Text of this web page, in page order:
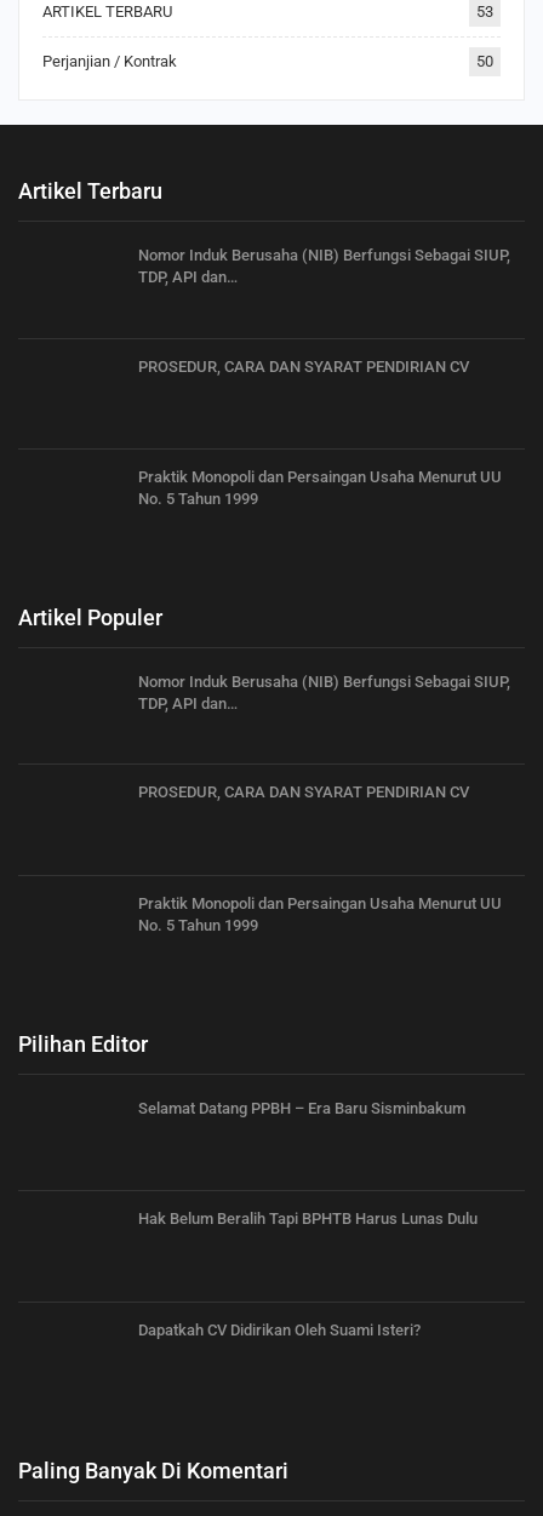
ARTIKEL TERBARU 53
Perjanjian / Kontrak 50
Artikel Terbaru
Nomor Induk Berusaha (NIB) Berfungsi Sebagai SIUP,
TDP, API dan…
PROSEDUR, CARA DAN SYARAT PENDIRIAN CV
Praktik Monopoli dan Persaingan Usaha Menurut UU
No. 5 Tahun 1999
Artikel Populer
Nomor Induk Berusaha (NIB) Berfungsi Sebagai SIUP,
TDP, API dan…
PROSEDUR, CARA DAN SYARAT PENDIRIAN CV
Praktik Monopoli dan Persaingan Usaha Menurut UU
No. 5 Tahun 1999
Pilihan Editor
Selamat Datang PPBH – Era Baru Sisminbakum
Hak Belum Beralih Tapi BPHTB Harus Lunas Dulu
Dapatkah CV Didirikan Oleh Suami Isteri?
Paling Banyak Di Komentari